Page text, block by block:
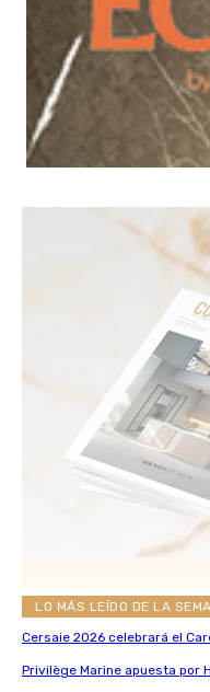
LO MÁS LEÍDO DE LA
Cersaie 2026 celebrará el
Privilège Marine apuesta por